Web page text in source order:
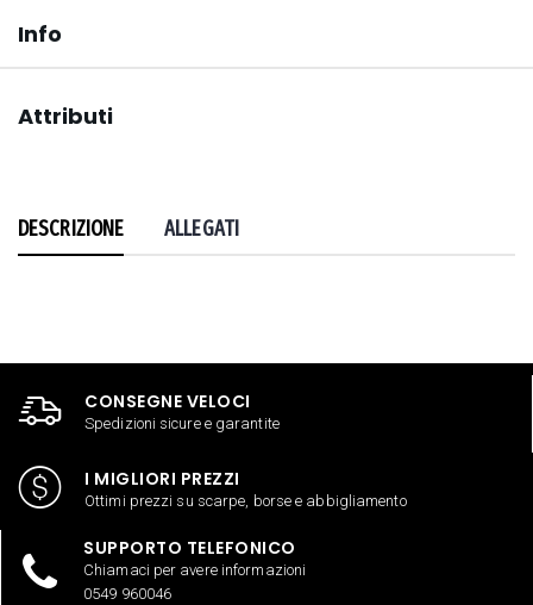
Info
Attributi
DESCRIZIONE ALLEGATI
CONSEGNE VELOCI
Spedizioni sicure e garantite
I MIGLIORI PREZZI
Ottimi prezzi su scarpe, borse e abbigliamento
SUPPORTO TELEFONICO
Chiamaci per avere informazioni
0549 960046